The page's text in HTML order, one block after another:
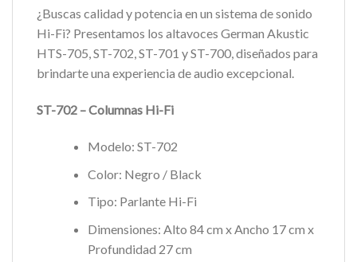
¿Buscas calidad y potencia en un sistema de sonido
Hi-Fi? Presentamos los altavoces German Akustic
HTS-705, ST-702, ST-701 y ST-700, diseñados para
brindarte una experiencia de audio excepcional.
ST-702 – Columnas Hi-Fi
Modelo: ST-702
Color: Negro / Black
Tipo: Parlante Hi-Fi
Dimensiones: Alto 84 cm x Ancho 17 cm x
Profundidad 27 cm